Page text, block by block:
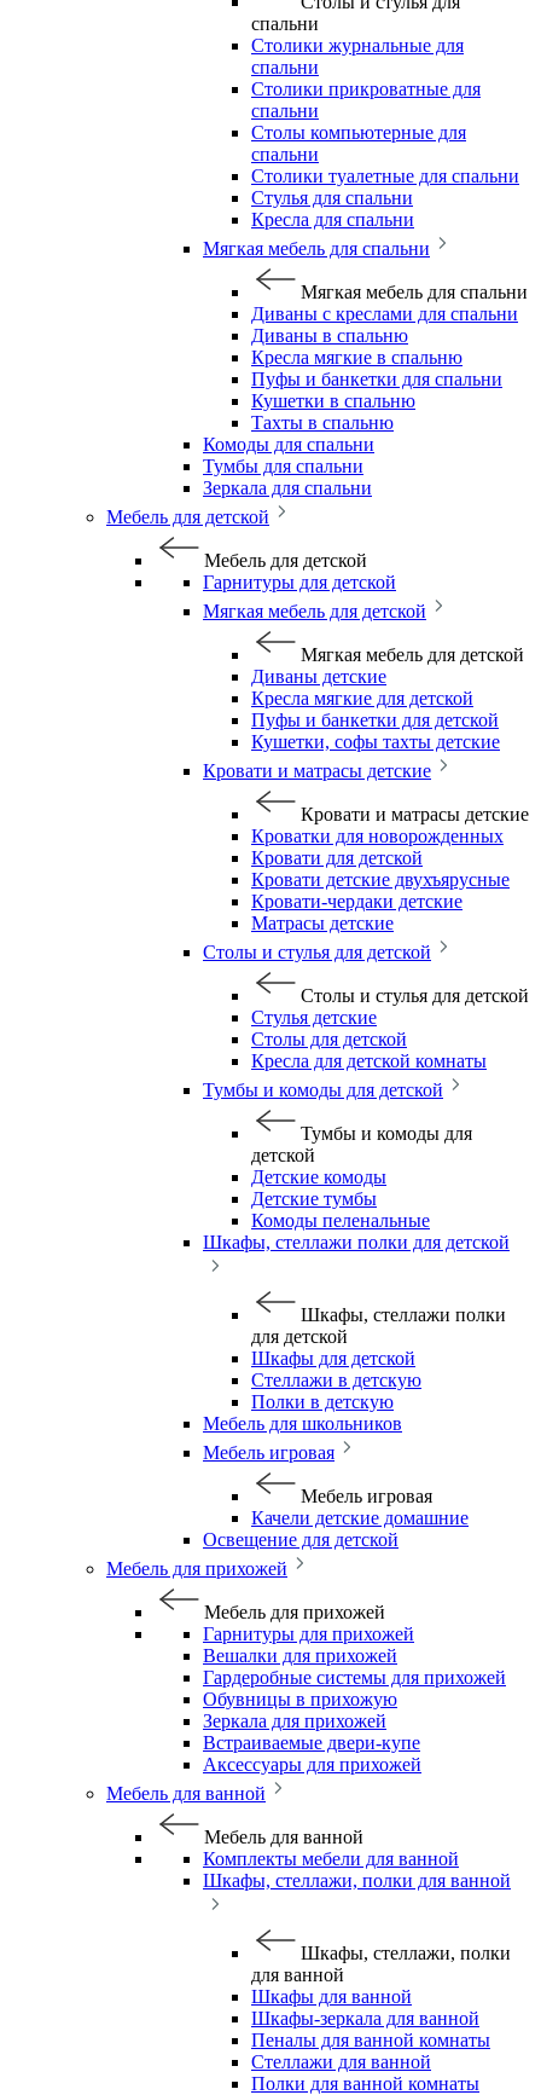
спальни
Столики журнальные для
спальни
Столики прикроватные для
спальни
Столы компьютерные для
спальни
Столики туалетные для спальни
Стулья для спальни
Кресла для спальни
Мягкая мебель для спальни
Мягкая мебель для спальни
Диваны с креслами для спальни
Диваны в спальню
Кресла мягкие в спальню
Пуфы и банкетки для спальни
Кушетки в спальню
Тахты в спальню
Комоды для спальни
Тумбы для спальни
Зеркала для спальни
Мебель для детской
Мебель для детской
Гарнитуры для детской
Мягкая мебель для детской
Мягкая мебель для детской
Диваны детские
Кресла мягкие для детской
Пуфы и банкетки для детской
Кушетки, софы тахты детские
Кровати и матрасы детские
Кровати и матрасы детские
Кроватки для новорожденных
Кровати для детской
Кровати детские двухъярусные
Кровати-чердаки детские
Матрасы детские
Столы и стулья для детской
Столы и стулья для детской
Стулья детские
Столы для детской
Кресла для детской комнаты
Тумбы и комоды для детской
Тумбы и комоды для
детской
Детские комоды
Детские тумбы
Комоды пеленальные
Шкафы, стеллажи полки для детской
Шкафы, стеллажи полки
для детской
Шкафы для детской
Стеллажи в детскую
Полки в детскую
Мебель для школьников
Мебель игровая
Мебель игровая
Качели детские домашние
Освещение для детской
Мебель для прихожей
Мебель для прихожей
Гарнитуры для прихожей
Вешалки для прихожей
Гардеробные системы для прихожей
Обувницы в прихожую
Зеркала для прихожей
Встраиваемые двери-купе
Аксессуары для прихожей
Мебель для ванной
Мебель для ванной
Комплекты мебели для ванной
Шкафы, стеллажи, полки для ванной
Шкафы, стеллажи, полки
для ванной
Шкафы для ванной
Шкафы-зеркала для ванной
Пеналы для ванной комнаты
Стеллажи для ванной
Полки для ванной комнаты